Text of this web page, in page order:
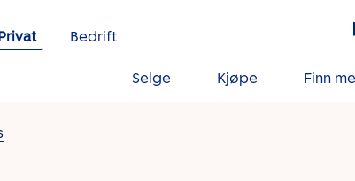
Bedrift
Selge Kjøpe Finn